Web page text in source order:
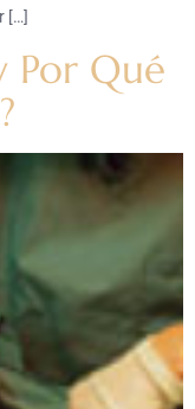
[…]
Por Qué